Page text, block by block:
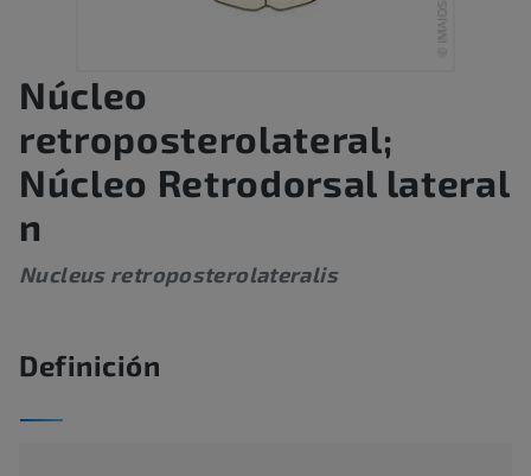
Núcleo
retroposterolateral;
Núcleo Retrodorsal lateral
n
Nucleus retroposterolateralis
Definición